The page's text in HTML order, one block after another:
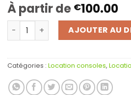
À partir de €100.00
quantité de LOCATION CONSOLE
AJOUTER AU
Catégories : Location consoles,